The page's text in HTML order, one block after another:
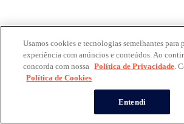
Usamos cookies e tecnologias semelhantes para
experiência com anúncios e conteúdos. Ao
concorda com nossa Política de Privacidade.
Política de Cookies
Entendi